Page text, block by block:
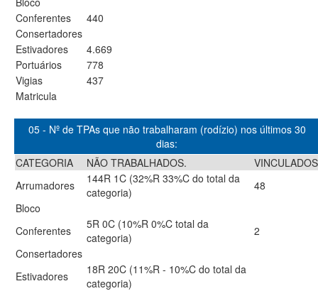
Conferentes
440
Consertadores
Estivadores
4.669
Portuários
778
Vigias
437
Matricula
05 - Nº de TPAs que não trabalharam (rodízio) nos últimos 30
dias:
CATEGORIA
NÃO TRABALHADOS.
VINCULADOS
Arrumadores
144R 1C (32%R 33%C do total da
categoria)
48
Bloco
Conferentes
5R 0C (10%R 0%C total da
categoria)
2
Consertadores
Estivadores
18R 20C (11%R - 10%C do total da
categoria)